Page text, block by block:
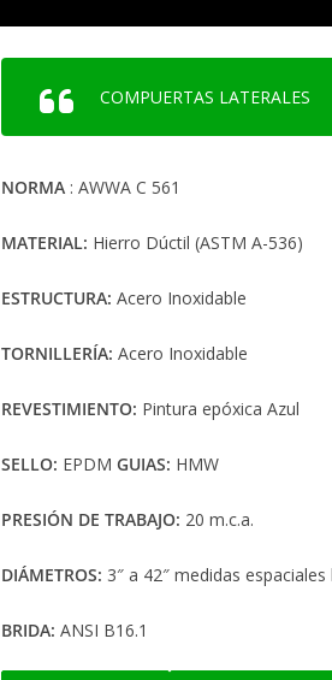
COMPUERTAS LATERALES
NORMA: AWWA C 561
MATERIAL: Hierro Dúctil (ASTM A-536)
ESTRUCTURA: Acero Inoxidable
TORNILLERÍA: Acero Inoxidable
REVESTIMIENTO: Pintura epóxica Azul
SELLO: EPDM GUIAS: HMW
PRESIÓN DE TRABAJO: 20 m.c.a.
DIÁMETROS: 3″ a 42″ medidas
BRIDA: ANSI B16.1